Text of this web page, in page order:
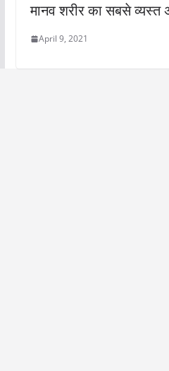
मानव शरीर का सबसे व्यस्त
April 9, 2021